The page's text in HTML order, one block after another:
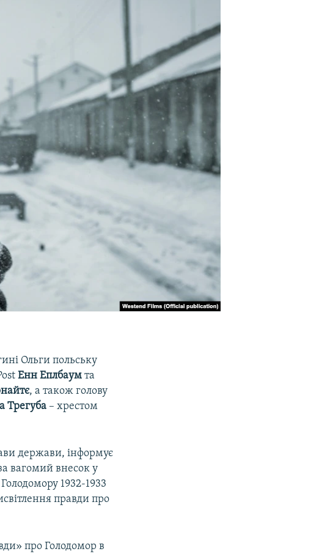
Ольги польську
Енн Еплбаум та
, а також голову
Трегуба – хрестом
держави, інформує
вагомий внесок у
1932-1933
правди про
про Голодомор в